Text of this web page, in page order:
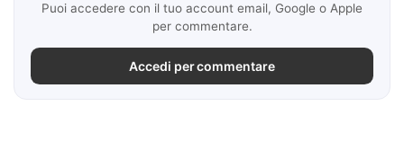
Puoi accedere con il tuo account email, Google o Apple
per commentare.
Accedi per commentare